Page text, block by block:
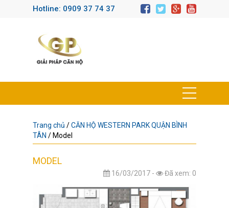
Hotline: 0909 37 74 37
Trang chủ /CĂN HỘ WESTERN PARK QUẬN BÌNH
TÂN / Model
MODEL
16/03/2017 - Đã xem: 0